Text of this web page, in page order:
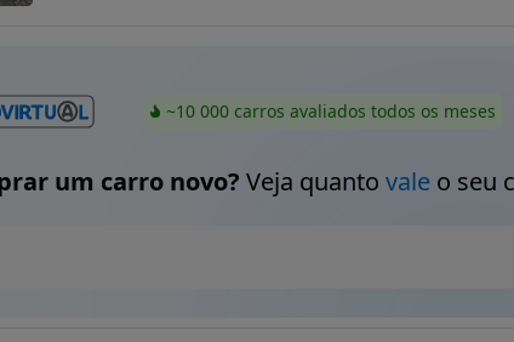
~10 000 carros avaliados todos os meses
um carro novo? Veja quanto valeo seu